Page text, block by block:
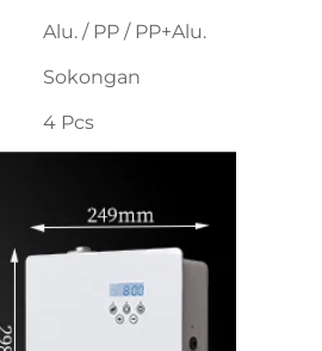
Alu. / PP / PP+Alu.
Sokongan
4 Pcs